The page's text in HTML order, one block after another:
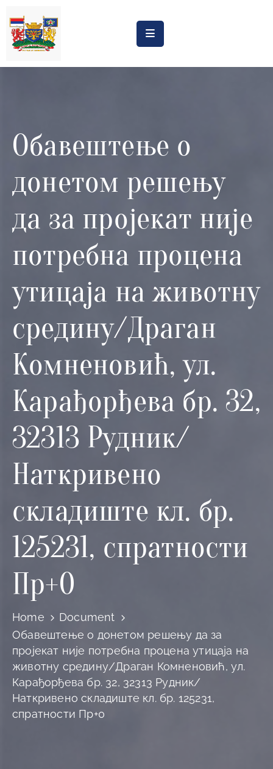
Насловна
Процена
утицаја
Регистри
дивљих
депонија
Планови
програми
Заштита
природе
Едукација
Обавештење о
донетом решењу
да за пројекат није
потребна процена
утицаја на животну
средину/Драган
Комненовић, ул.
Карађорђева бр. 32,
32313 Рудник/
Наткривено
складиште кл. бр.
125231, спратности
Пр+0
Home
Document
Обавештење о донетом решењу да за
пројекат није потребна процена утицаја на
животну средину/Драган Комненовић, ул.
Карађорђева бр. 32, 32313 Рудник/
Наткривено складиште кл. бр. 125231,
спратности Пр+0